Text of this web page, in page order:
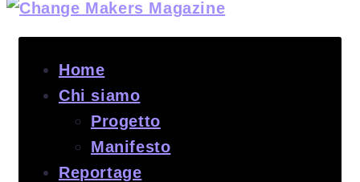
Home
Chi siamo
Progetto
Manifesto
Reportage